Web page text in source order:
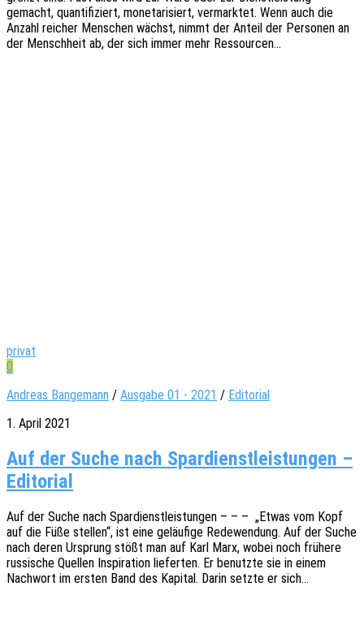
gemacht, quan­ti­fi­ziert, mone­ta­ri­siert, vermark­tet. Wenn auch die
Anzahl reicher Menschen wächst, nimmt der Anteil der Perso­nen an
der Mensch­heit ab, der sich immer mehr Ressourcen…
privat
0
Andreas Bangemann / Ausgabe 01 - 2021 / Editorial
1. April 2021
Auf der Suche nach Spardienstleistungen –
Editorial
Auf der Suche nach Spar­dienst­leis­tun­gen – – – „Etwas vom Kopf
auf die Füße stel­len“, ist eine geläu­fi­ge Rede­wen­dung. Auf der Suche
nach deren Ursprung stößt man auf Karl Marx, wobei noch frühe­re
russi­sche Quel­len Inspi­ra­ti­on liefer­ten. Er benutz­te sie in einem
Nach­wort im ersten Band des Kapi­tal. Darin setzte er sich…